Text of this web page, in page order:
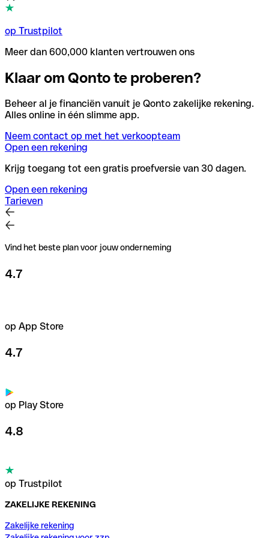
op Trustpilot
Meer dan 600,000 klanten vertrouwen ons
Klaar om Qonto te proberen?
Beheer al je financiën vanuit je Qonto zakelijke rekening.
Alles online in één slimme app.
Neem contact op met het verkoopteam
Open een rekening
Krijg toegang tot een gratis proefversie van 30 dagen.
Open een rekening
Tarieven
Vind het beste plan voor jouw onderneming
4.7
op App Store
4.7
op Play Store
4.8
op Trustpilot
ZAKELIJKE REKENING
Zakelijke rekening